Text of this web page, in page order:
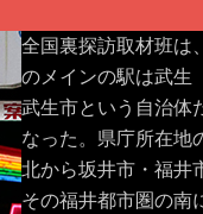
全国裏探訪取材班は
のメインの駅は武生
武生市という自治体
なった。県庁所在地
北から坂井市・福井
その福井都市圏の南